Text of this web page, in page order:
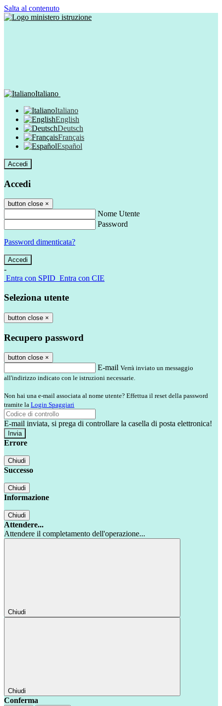
Salta al contenuto
Italiano
Italiano
English
Deutsch
Français
Español
Accedi
Accedi
button close ×
Nome Utente
Password
Password dimenticata?
-
Entra con SPID Entra con CIE
Seleziona utente
button close ×
Recupero password
button close ×
E-mail Verrà inviato un messaggio
all'indirizzo indicato con le istruzioni necessarie.
Non hai una e-mail associata al nome utente? Effettua il reset della password
tramite la Login Spaggiari
E-mail inviata, si prega di controllare la casella di posta elettronica!
Errore
Chiudi
Successo
Chiudi
Informazione
Chiudi
Attendere...
Attendere il completamento dell'operazione...
Chiudi
Chiudi
Conferma